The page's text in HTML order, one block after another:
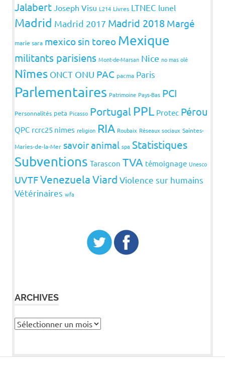
Jalabert Joseph Visu L214 Livres LTNEC lunel
Madrid Madrid 2017 Madrid 2018 Margé
marie sara mexico sin toreo Mexique
militants parisiens Mont-de-Marsan Nice no mas olé
Nîmes ONCT ONU PAC pacma Paris
Parlementaires Patrimoine Pays-Bas PCI
Personnalités peta Picasso Portugal PPL Protec Pérou
QPC rcrc25 nimes religion RIA Roubaix Réseaux sociaux Saintes-
Maries-de-la-Mer savoir animal spa Statistiques
Subventions Tarascon TVA témoignage Unesco
UVTFVenezuelaViard Violence sur humains
Vétérinaires wfa
ARCHIVES
Archives